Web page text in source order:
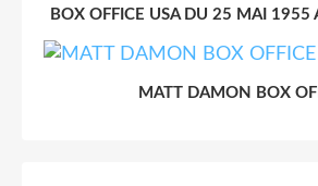
BOX OFFICE USA DU 25 MAI
MATT DAMON BOX